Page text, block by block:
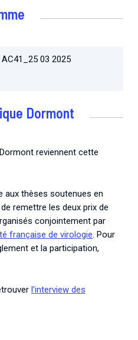
03 2025
Dormont
reviennent cette
aux thèses soutenues en
remettre les deux prix de
conjointement par
française de virologie. Pour
et la participation,
l’interview des